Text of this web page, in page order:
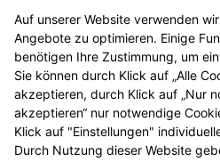
Auf unserer Website verwenden
Angebote zu optimieren. Einige
benötigen Ihre Zustimmung, um
Sie können durch Klick auf „Alle
akzeptieren, durch Klick auf „Nur
akzeptieren“ nur notwendige
Klick auf "Einstellungen"
Durch Nutzung dieser Website